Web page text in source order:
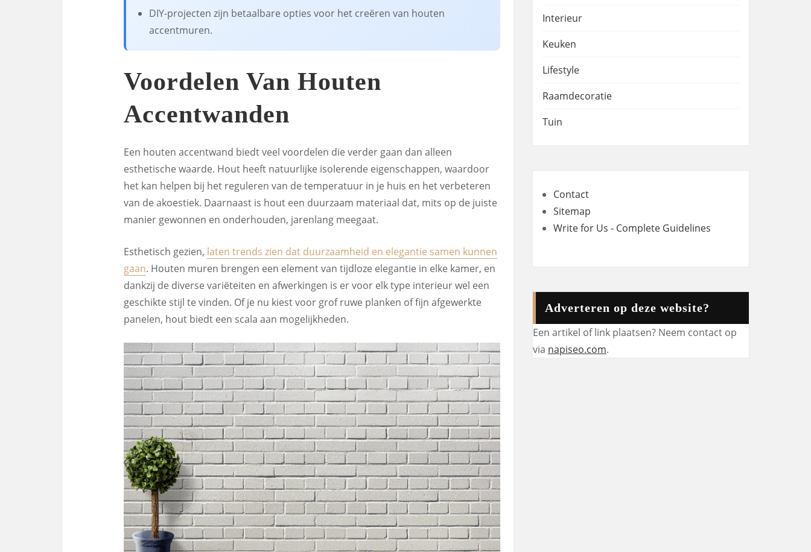
DIY-projecten zijn betaalbare opties voor het creëren van houten
accentmuren.
Voordelen Van Houten
Accentwanden
Een houten accentwand biedt veel voordelen die verder gaan dan alleen
esthetische waarde. Hout heeft natuurlijke isolerende eigenschappen, waardoor
het kan helpen bij het reguleren van de temperatuur in je huis en het verbeteren
van de akoestiek. Daarnaast is hout een duurzaam materiaal dat, mits op de juiste
manier gewonnen en onderhouden, jarenlang meegaat.
Esthetisch gezien, laten trends zien dat duurzaamheid en elegantie samen kunnen
gaan. Houten muren brengen een element van tijdloze elegantie in elke kamer, en
dankzij de diverse variëteiten en afwerkingen is er voor elk type interieur wel een
geschikte stijl te vinden. Of je nu kiest voor grof ruwe planken of fijn afgewerkte
panelen, hout biedt een scala aan mogelijkheden.
Interieur
Keuken
Lifestyle
Raamdecoratie
Tuin
Contact
Sitemap
Write for Us - Complete Guidelines
Adverteren op deze website?
Een artikel of link plaatsen? Neem contact op
via napiseo.com.